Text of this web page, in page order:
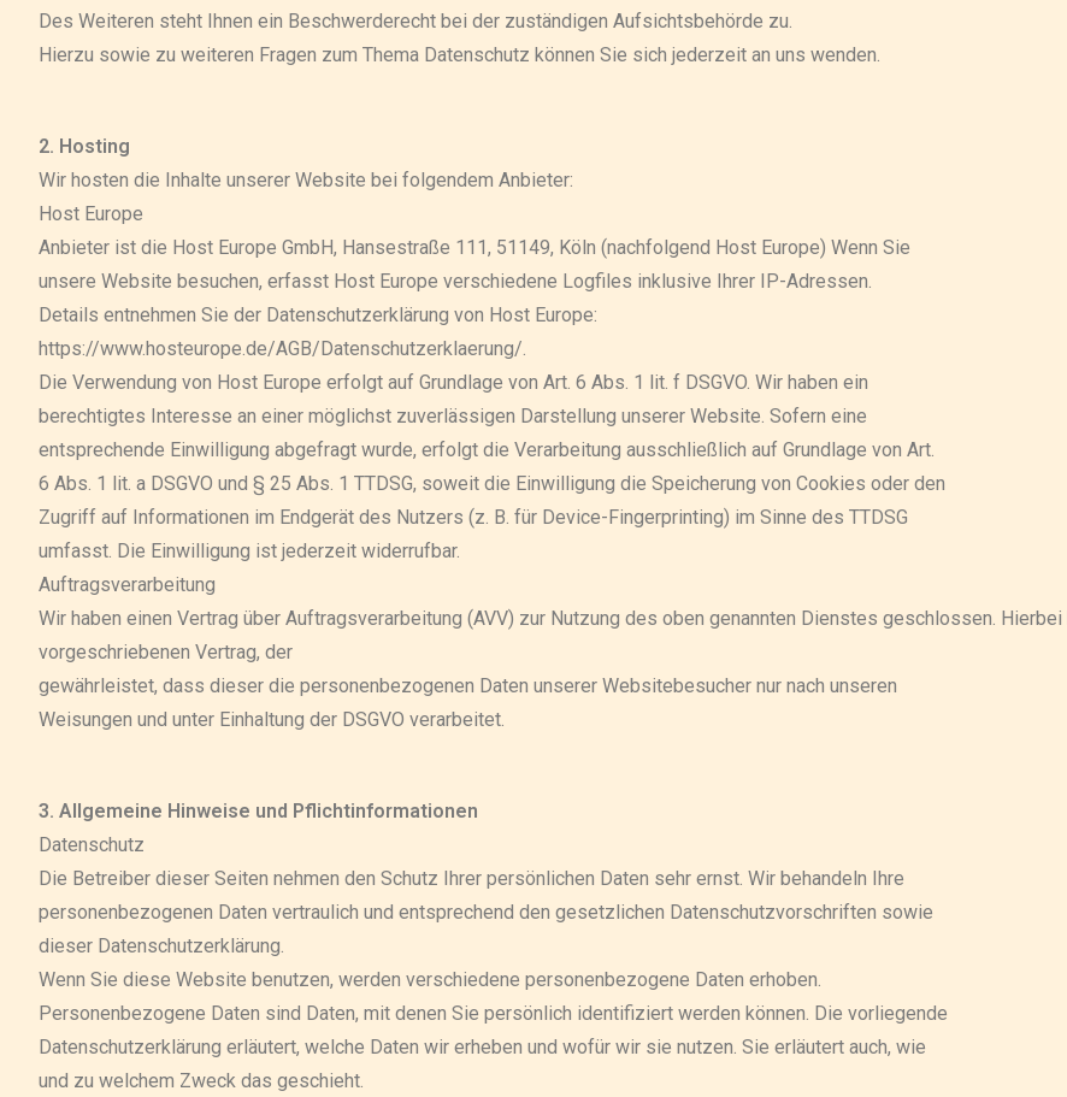
Des Weiteren steht Ihnen ein Beschwerderecht bei der zuständigen Aufsichtsbehörde zu.
Hierzu sowie zu weiteren Fragen zum Thema Datenschutz können Sie sich jederzeit an uns wenden.
2. Hosting
Wir hosten die Inhalte unserer Website bei folgendem Anbieter:
Host Europe
Anbieter ist die Host Europe GmbH, Hansestraße 111, 51149, Köln (nachfolgend Host Europe) Wenn Sie
unsere Website besuchen, erfasst Host Europe verschiedene Logfiles inklusive Ihrer IP-Adressen.
Details entnehmen Sie der Datenschutzerklärung von Host Europe:
https://www.hosteurope.de/AGB/Datenschutzerklaerung/.
Die Verwendung von Host Europe erfolgt auf Grundlage von Art. 6 Abs. 1 lit. f DSGVO. Wir haben ein
berechtigtes Interesse an einer möglichst zuverlässigen Darstellung unserer Website. Sofern eine
entsprechende Einwilligung abgefragt wurde, erfolgt die Verarbeitung ausschließlich auf Grundlage von Art.
6 Abs. 1 lit. a DSGVO und § 25 Abs. 1 TTDSG, soweit die Einwilligung die Speicherung von Cookies oder den
Zugriff auf Informationen im Endgerät des Nutzers (z. B. für Device-Fingerprinting) im Sinne des TTDSG
umfasst. Die Einwilligung ist jederzeit widerrufbar.
Auftragsverarbeitung
Wir haben einen Vertrag über Auftragsverarbeitung (AVV) zur Nutzung des oben genannten Dienstes geschlossen.
vorgeschriebenen Vertrag, der
gewährleistet, dass dieser die personenbezogenen Daten unserer Websitebesucher nur nach unseren
Weisungen und unter Einhaltung der DSGVO verarbeitet.
3. Allgemeine Hinweise und Pflichtinformationen
Datenschutz
Die Betreiber dieser Seiten nehmen den Schutz Ihrer persönlichen Daten sehr ernst. Wir behandeln Ihre
personenbezogenen Daten vertraulich und entsprechend den gesetzlichen Datenschutzvorschriften sowie
dieser Datenschutzerklärung.
Wenn Sie diese Website benutzen, werden verschiedene personenbezogene Daten erhoben.
Personenbezogene Daten sind Daten, mit denen Sie persönlich identifiziert werden können. Die vorliegende
Datenschutzerklärung erläutert, welche Daten wir erheben und wofür wir sie nutzen. Sie erläutert auch, wie
und zu welchem Zweck das geschieht.